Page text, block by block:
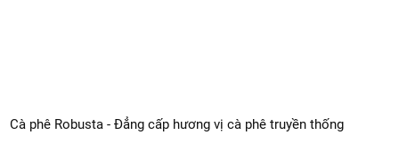
Cà phê Robusta - Đẳng cấp hương vị cà phê truyền thống